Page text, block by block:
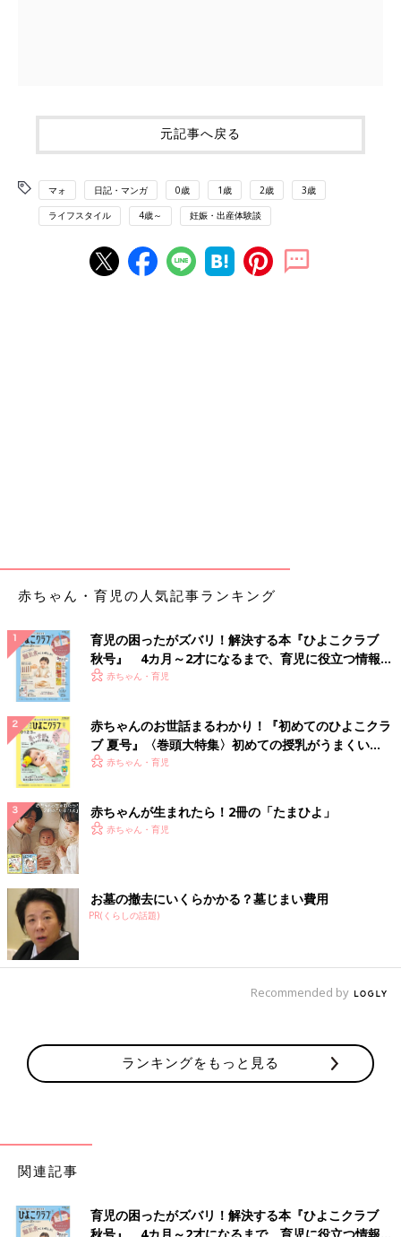
元記事へ戻る
マォ 日記・マンガ 0歳 1歳 2歳 3歳
ライフスタイル 4歳～ 妊娠・出産体験談
赤ちゃん・育児の人気記事ランキング
育児の困ったがズバリ！解決する本『ひよこクラブ
秋号』 4カ月～2才になるまで、育児に役立つ情報が
いっぱい！
赤ちゃん・育児
赤ちゃんのお世話まるわかり！『初めてのひよこクラ
ブ 夏号』〈巻頭大特集〉初めての授乳がうまくい
く！ おっぱい・ミルクの基本と夏のトラブル 解決テ
赤ちゃん・育児
赤ちゃんが生まれたら！2冊の「たまひよ」
赤ちゃん・育児
お墓の撤去にいくらかかる？墓じまい費用
PR(くらしの話題)
Recommended by
ランキングをもっと見る
関連記事
育児の困ったがズバリ！解決する本『ひよこクラブ